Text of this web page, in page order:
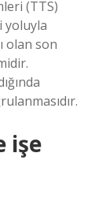
(TTS)
yoluyla
olan son
işe